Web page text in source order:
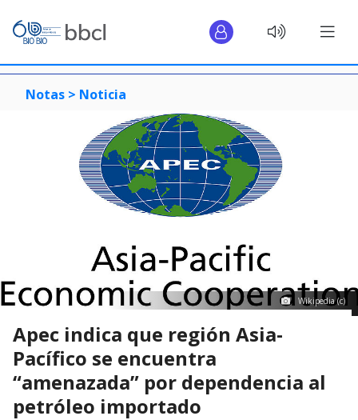
Notas > Noticia
Wikipedia (c)
Apec indica que región Asia-
Pacífico se encuentra
“amenazada” por dependencia al
petróleo importado